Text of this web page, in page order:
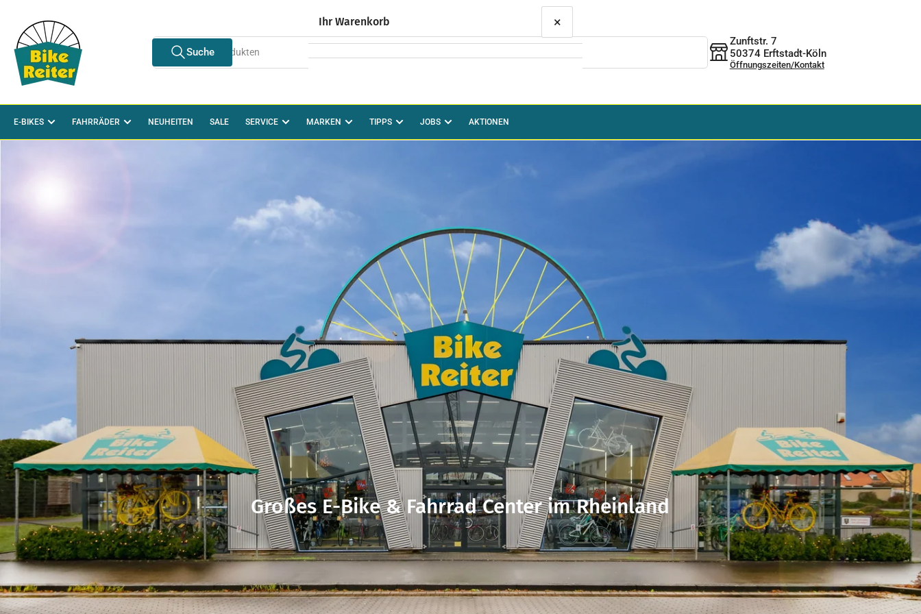
springen
Suche
nach
Produkten
Suche
Zunftstr. 7
50374 Erftstadt-Köln
Öffnungszeiten/Kontakt
E-BIKES FAHRRÄDER NEUHEITEN SALE SERVICE MARKEN TIPPS JOBS AKTIONEN
Testen.Fahren.Sparen.
Ihr Warenkorb ×
Ihr Warenkorb ist leer